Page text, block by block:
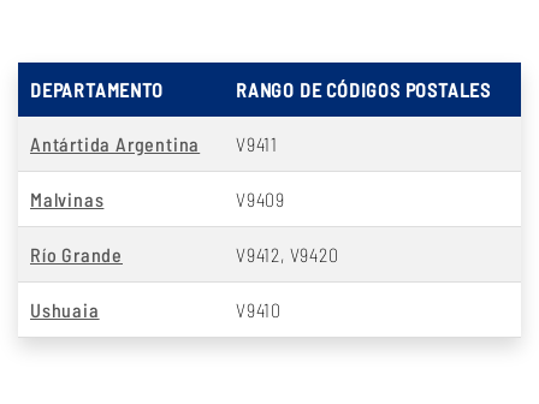
DEPARTAMENTO RANGO DE CÓDIGOS POSTALES
Antártida Argentina V9411
Malvinas V9409
Río Grande V9412, V9420
Ushuaia V9410